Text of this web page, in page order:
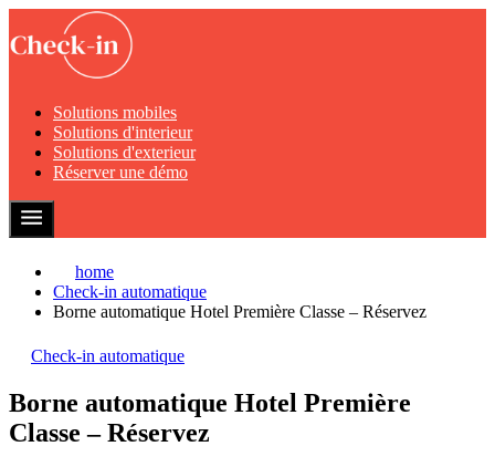
Solutions mobiles
Solutions d'interieur
Solutions d'exterieur
Réserver une démo
home
Check-in automatique
Borne automatique Hotel Première Classe – Réservez
Check-in automatique
Borne automatique Hotel Première
Classe – Réservez